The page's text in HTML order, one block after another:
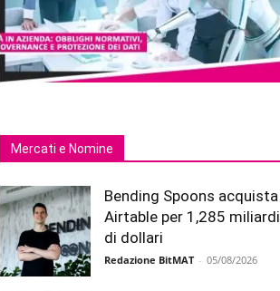
Mercati e Nomine
Bending Spoons acquista
Airtable per 1,285 miliardi
di dollari
Redazione BitMAT - 05/08/2026